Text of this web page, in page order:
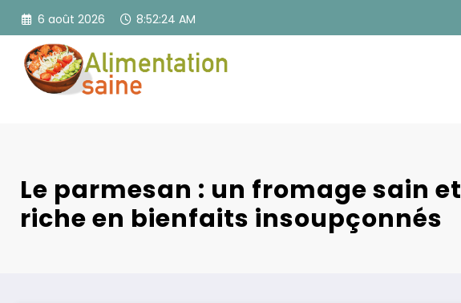
Aller
contenu
6 août 2026 8:52:25 AM
Le parmesan : un fromage sain et
riche en bienfaits insoupçonnés